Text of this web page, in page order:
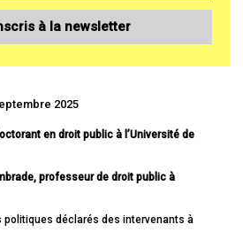
à la newsletter
2025
en droit public à l’Université de
professeur de droit public à
politiques déclarés des intervenants à